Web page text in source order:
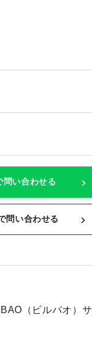
い合わせる ›
問い合わせる ›
（ビルバオ）サ